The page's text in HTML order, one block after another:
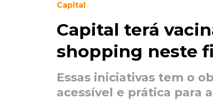
Capital
Capital terá
shopping neste
Essas iniciativas tem o
acessível e prática para